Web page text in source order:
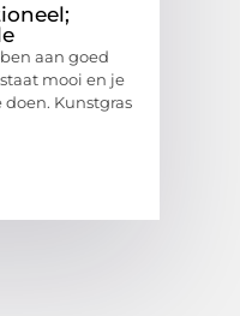
aan goed
mooi en je
Kunstgras